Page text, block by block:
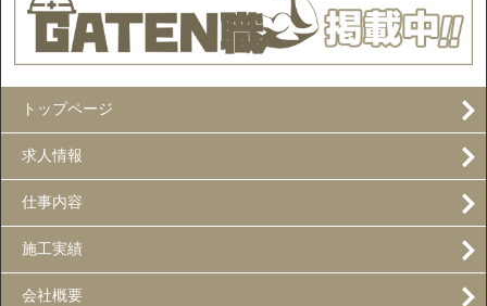
トップページ
求人情報
仕事内容
施工実績
会社概要